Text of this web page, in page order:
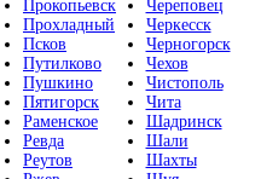
Прокопьевск
Прохладный
Псков
Путилково
Пушкино
Пятигорск
Раменское
Ревда
Реутов
Череповец
Черкесск
Черногорск
Чехов
Чистополь
Чита
Шадринск
Шали
Шахты